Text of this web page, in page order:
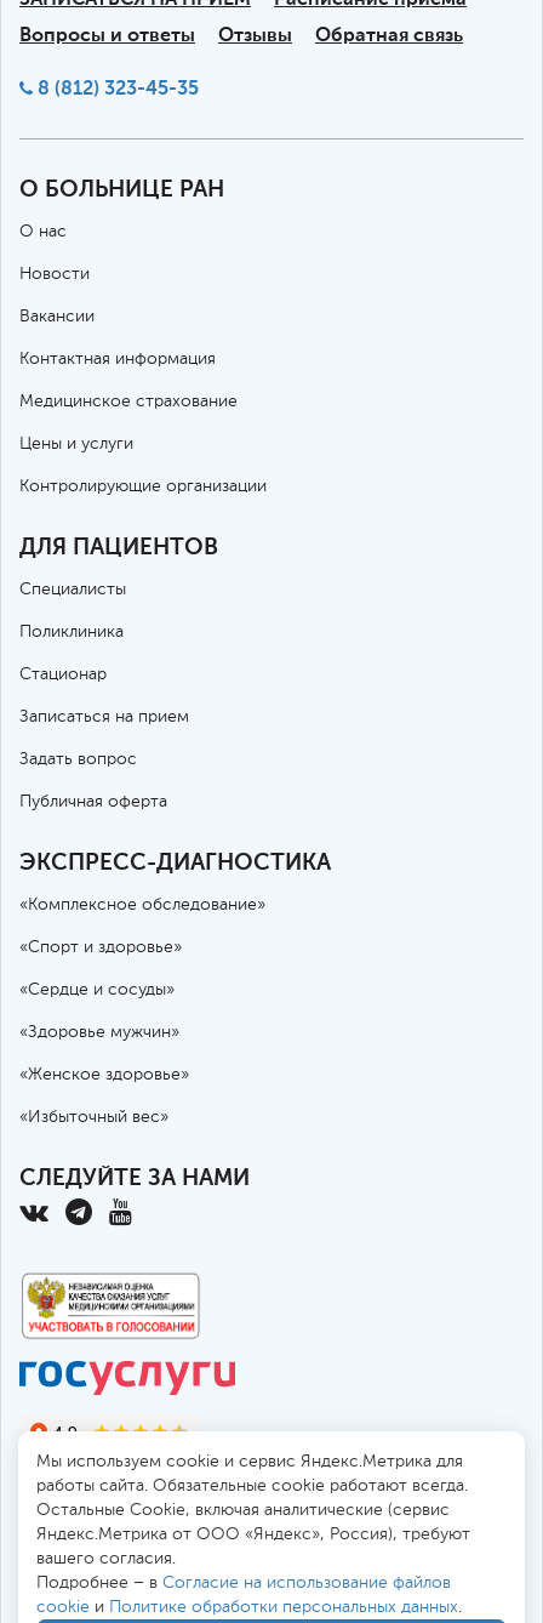
Вопросы и ответы
Отзывы Обратная связь
8 (812) 323-45-35
О БОЛЬНИЦЕ РАН
О нас
Новости
Вакансии
Контактная информация
Медицинское страхование
Цены и услуги
Контролирующие организации
ДЛЯ ПАЦИЕНТОВ
Специалисты
Поликлиника
Стационар
Записаться на прием
Задать вопрос
Публичная оферта
ЭКСПРЕСС-ДИАГНОСТИКА
«Комплексное обследование»
«Спорт и здоровье»
«Сердце и сосуды»
«Здоровье мужчин»
«Женское здоровье»
«Избыточный вес»
СЛЕДУЙТЕ ЗА НАМИ
194017, Россия, Санкт-Петербург, пр. Тореза 72
Безопасная работа черезSSL-соединение
Мы используем cookie и сервис Яндекс.Метрика для
работы сайта. Обязательные cookie работают всегда.
Остальные Сookie, включая аналитические (сервис
Яндекс.Метрика от ООО «Яндекс», Россия), требуют
вашего согласия.
Подробнее – в Согласие на использование файлов
cookie и Политике обработки персональных данных.